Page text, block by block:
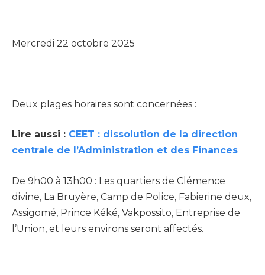
Mercredi 22 octobre 2025
Deux plages horaires sont concernées :
Lire aussi : CEET : dissolution de la direction
centrale de l’Administration et des Finances
De 9h00 à 13h00 : Les quartiers de Clémence
divine, La Bruyère, Camp de Police, Fabierine deux,
Assigomé, Prince Kéké, Vakpossito, Entreprise de
l’Union, et leurs environs seront affectés.